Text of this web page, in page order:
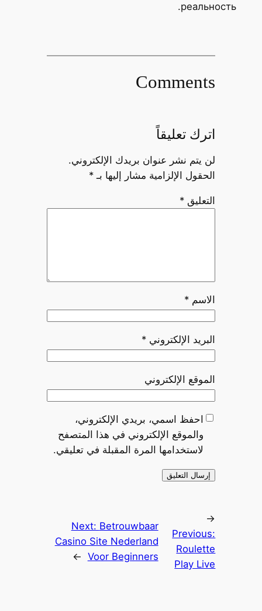
Comments
اترك تعليقاً
لن يتم نشر عنوان بريدك الإلكتروني.
الحقول الإلزامية مشار إليها بـ
*
البريد الإلكتروني*
الموقع الإلكتروني
احفظ اسمي، بريدي الإلكتروني،
والموقع الإلكتروني في هذا المتصفح
لاستخدامها المرة المقبلة في تعليقي.
Previous:
Roulette
Play Live
Next:Betrouwbaar
Casino Site Nederland
Voor Beginners
→